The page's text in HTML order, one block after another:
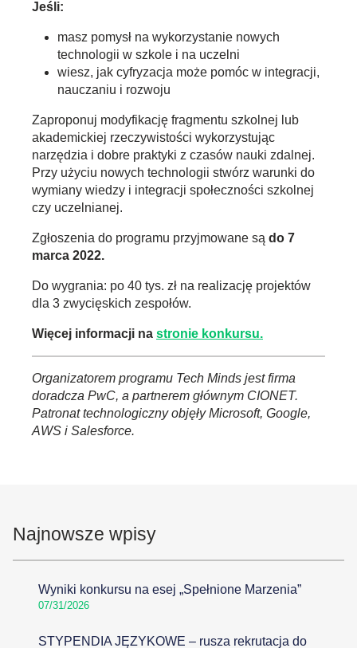
Jeśli:
masz pomysł na wykorzystanie nowych
technologii w szkole i na uczelni
wiesz, jak cyfryzacja może pomóc w integracji,
nauczaniu i rozwoju
Zaproponuj modyfikację fragmentu szkolnej lub
akademickiej rzeczywistości wykorzystując
narzędzia i dobre praktyki z czasów nauki zdalnej.
Przy użyciu nowych technologii stwórz warunki do
wymiany wiedzy i integracji społeczności szkolnej
czy uczelnianej.
Zgłoszenia do programu przyjmowane są do 7
marca 2022.
Do wygrania: po 40 tys. zł na realizację projektów
dla 3 zwycięskich zespołów.
Więcej informacji na stronie konkursu.
Organizatorem programu Tech Minds jest firma
doradcza PwC, a partnerem głównym CIONET.
Patronat technologiczny objęły Microsoft, Google,
AWS i Salesforce.
Najnowsze wpisy
Wyniki konkursu na esej „Spełnione Marzenia”
07/31/2026
STYPENDIA JĘZYKOWE – rusza rekrutacja do